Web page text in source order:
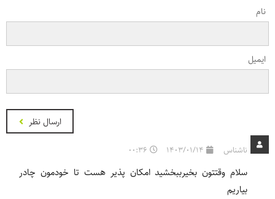
نام
ایمیل
ارسال نظر
ناشناس 1403/01/14
00:36
سلام وقتتون بخیرببخشید امکان پذیر هست تا خودمون چادر
بیاریم